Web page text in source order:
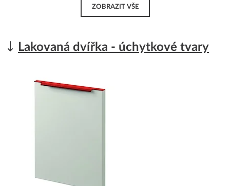
ZOBRAZIT VŠE
Lakovaná dvířka - úchytkové tvary